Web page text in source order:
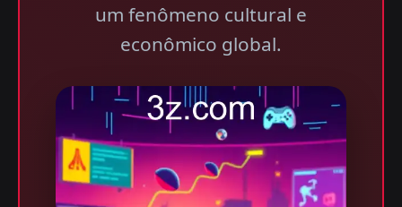
um fenômeno cultural e
econômico global.